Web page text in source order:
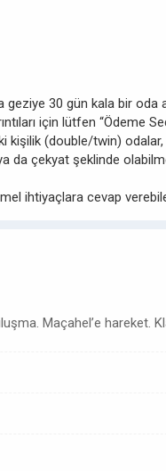
30 gün kala bir oda
için lütfen “Ödeme
(double/twin)
da çekyat şeklinde
ihtiyaçlara cevap
Maçahel’e hareket.